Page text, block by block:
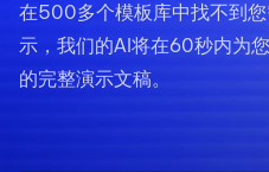
在500多个模板库中找不到
示，我们的AI将在60秒内为
的完整演示文稿。